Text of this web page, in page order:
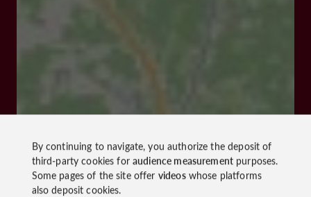
By continuing to navigate, you authorize the deposit of
third-party cookies foraudience measurementpurposes.
Some pages of the site offer videoswhose platforms
also deposit cookies.